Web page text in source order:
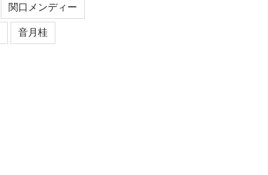
関口メンディー
音月桂